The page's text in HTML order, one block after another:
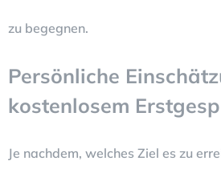
zu begegnen.
Persönliche
kostenlosem
Je nachdem, welches Ziel es zu